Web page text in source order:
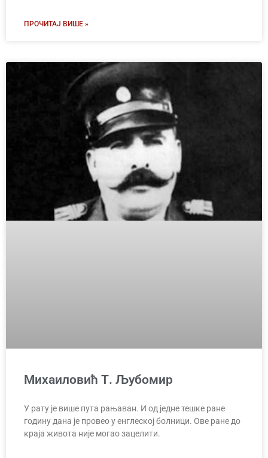
ПРОЧИТАЈ ВИШЕ »
Михаиловић Т. Љубомир
У рату је више пута рањаван. И од једне тешке ране
годину дана је провео у енглеској болници. Ове ране до
краја живота није могао зацелити.